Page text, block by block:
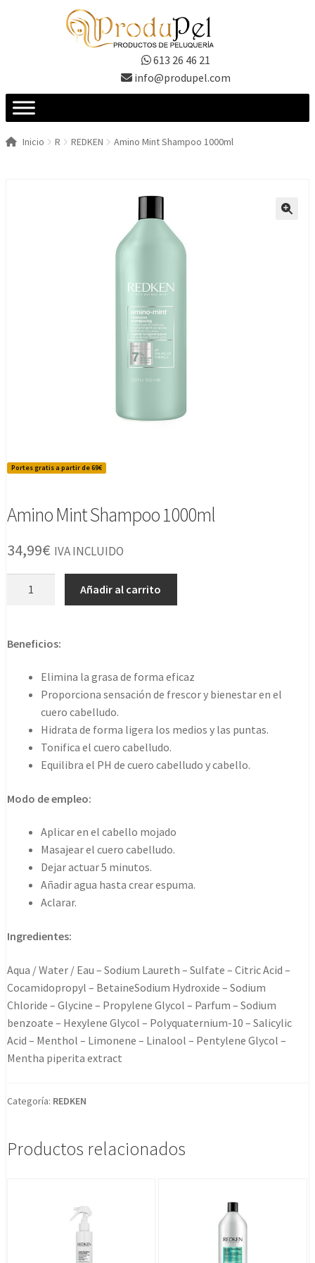
613 26 46 21
info@produpel.com
Inicio R REDKEN Amino Mint Shampoo 1000ml
Portes gratis a partir de 69€
Amino Mint Shampoo 1000ml
34,99€ IVA INCLUIDO
cantidad
Añadir al carrito
Beneficios:
Elimina la grasa de forma eficaz
Proporciona sensación de frescor y bienestar en el
cuero cabelludo.
Hidrata de forma ligera los medios y las puntas.
Tonifica el cuero cabelludo.
Equilibra el PH de cuero cabelludo y cabello.
Modo de empleo:
Aplicar en el cabello mojado
Masajear el cuero cabelludo.
Dejar actuar 5 minutos.
Añadir agua hasta crear espuma.
Aclarar.
Ingredientes:
Aqua / Water / Eau – Sodium Laureth – Sulfate – Citric Acid –
Cocamidopropyl – BetaineSodium Hydroxide – Sodium
Chloride – Glycine – Propylene Glycol – Parfum – Sodium
benzoate – Hexylene Glycol – Polyquaternium-10 – Salicylic
Acid – Menthol – Limonene – Linalool – Pentylene Glycol –
Mentha piperita extract
Categoría: REDKEN
Productos relacionados